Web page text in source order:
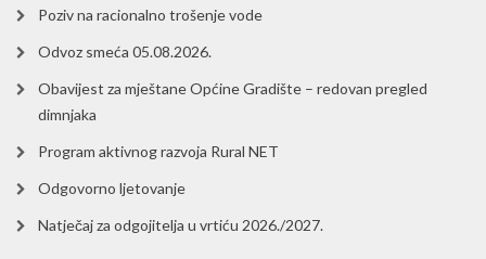
Poziv na racionalno trošenje vode
Odvoz smeća 05.08.2026.
Obavijest za mještane Općine Gradište – redovan pregled
dimnjaka
Program aktivnog razvoja Rural NET
Odgovorno ljetovanje
Natječaj za odgojitelja u vrtiću 2026./2027.